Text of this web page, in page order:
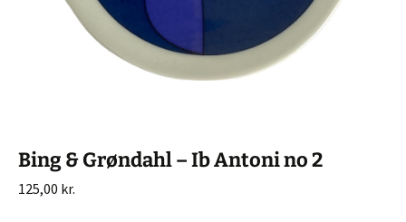
Bing & Grøndahl – Ib Antoni no 2
125,00 kr.